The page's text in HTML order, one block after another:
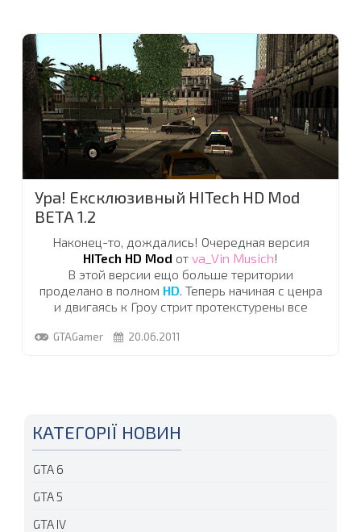
Ура! Ексклюзивный HITech HD Mod
BETA 1.2
Наконец-то, дождались! Очередная версия
HITech HD Mod от va_Vin Musich!
В этой версии ещо больше територии
проделано в полном HD. Теперь начиная с ценра
и двигаясь к Гроу стрит протекстурены все
криминальным улицам
огнями ночь, которая станет доступна только в
BETA 1.3 ...
GTAGamer 20.06.2011
КАТЕГОРІЇ НОВИН
GTA 6
GTA 5
GTA IV